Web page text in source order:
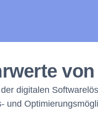
digitalen
und